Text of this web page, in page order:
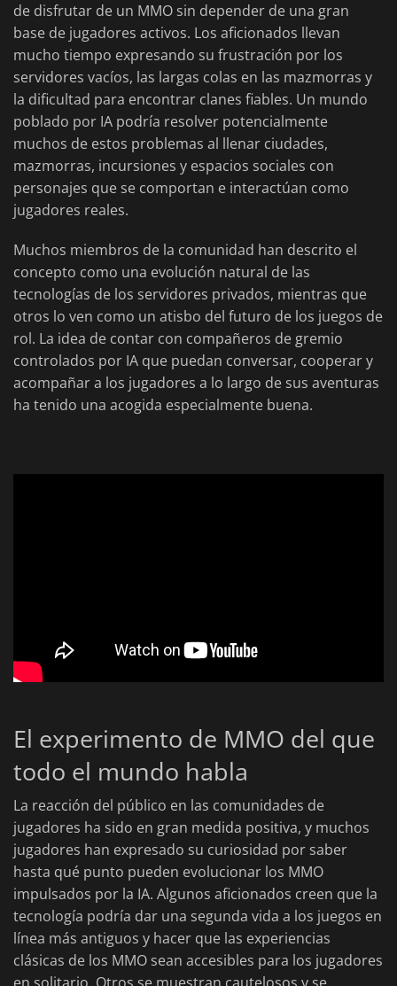
de disfrutar de un MMO sin depender de una gran
base de jugadores activos. Los aficionados llevan
mucho tiempo expresando su frustración por los
servidores vacíos, las largas colas en las mazmorras y
la dificultad para encontrar clanes fiables. Un mundo
poblado por IA podría resolver potencialmente
muchos de estos problemas al llenar ciudades,
mazmorras, incursiones y espacios sociales con
personajes que se comportan e interactúan como
jugadores reales.
Muchos miembros de la comunidad han descrito el
concepto como una evolución natural de las
tecnologías de los servidores privados, mientras que
otros lo ven como un atisbo del futuro de los juegos de
rol. La idea de contar con compañeros de gremio
controlados por IA que puedan conversar, cooperar y
acompañar a los jugadores a lo largo de sus aventuras
ha tenido una acogida especialmente buena.
El experimento de MMO del que
todo el mundo habla
La reacción del público en las comunidades de
jugadores ha sido en gran medida positiva, y muchos
jugadores han expresado su curiosidad por saber
hasta qué punto pueden evolucionar los MMO
impulsados por la IA. Algunos aficionados creen que la
tecnología podría dar una segunda vida a los juegos en
línea más antiguos y hacer que las experiencias
clásicas de los MMO sean accesibles para los jugadores